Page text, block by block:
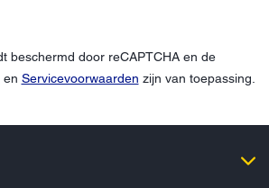
beschermd door reCAPTCHA en de
en Servicevoorwaarden zijn van toepassing.